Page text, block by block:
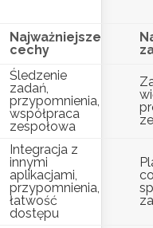
Najważniejsze
cechy
Śledzenie
zadań,
przypomnienia,
współpraca
zespołowa
Integracja z
innymi
aplikacjami,
przypomnienia,
łatwość
dostępu